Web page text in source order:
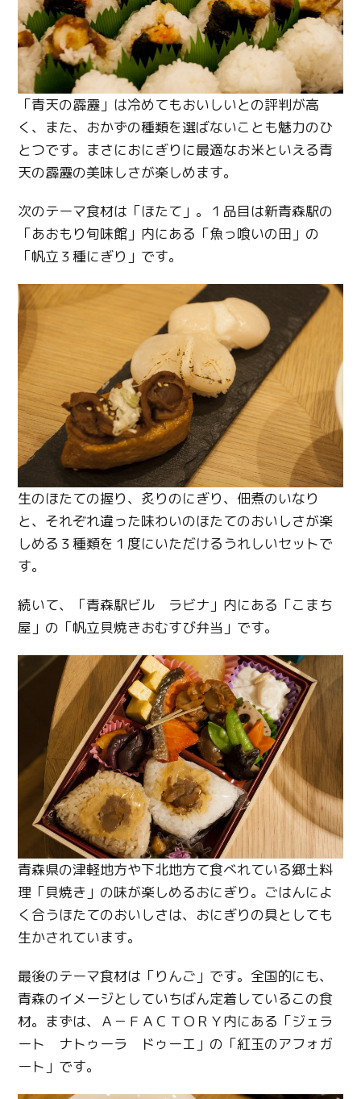
「青天の霹靂」は冷めてもおいしいとの評判が高
く、また、おかずの種類を選ばないことも魅力のひ
とつです。まさにおにぎりに最適なお米といえる青
天の霹靂の美味しさが楽しめます。
次のテーマ食材は「ほたて」。１品目は新青森駅の
「あおもり旬味館」内にある「魚っ喰いの田」の
「帆立３種にぎり」です。
生のほたての握り、炙りのにぎり、佃煮のいなり
と、それぞれ違った味わいのほたてのおいしさが楽
しめる３種類を１度にいただけるうれしいセットで
す。
続いて、「青森駅ビル ラビナ」内にある「こまち
屋」の「帆立貝焼きおむすび弁当」です。
青森県の津軽地方や下北地方て食べれている郷土料
理「貝焼き」の味が楽しめるおにぎり。ごはんによ
く合うほたてのおいしさは、おにぎりの具としても
生かされています。
最後のテーマ食材は「りんご」です。全国的にも、
青森のイメージとしていちばん定着しているこの食
材。まずは、Ａ－ＦＡＣＴＯＲＹ内にある「ジェラ
ート ナトゥーラ ドゥーエ」の「紅玉のアフォガ
ート」です。